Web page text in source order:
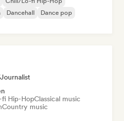
Dancehall
Dance pop
Hip-HopClassical music
Country music